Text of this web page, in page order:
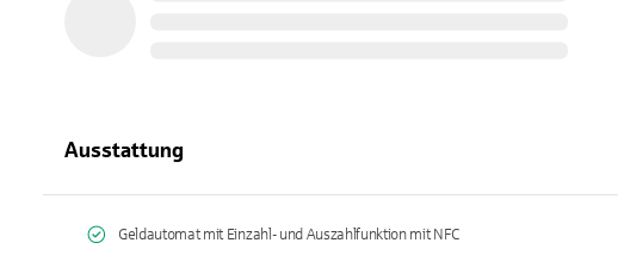
Ausstattung
Geldautomat mit Einzahl- und Auszahlfunktion mit NFC